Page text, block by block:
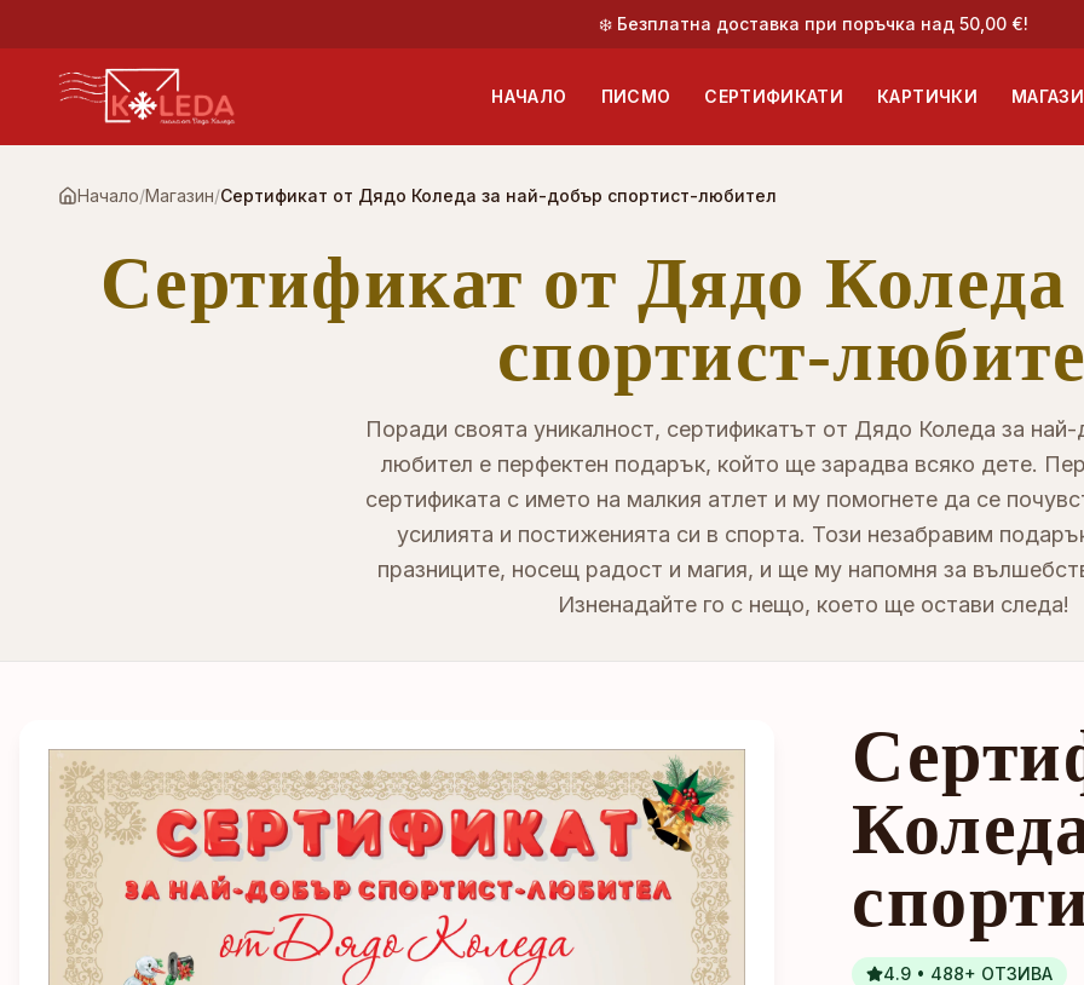
❄️ Безплатна доставка при поръчка над 50,00 €!
НАЧАЛО ПИСМО СЕРТИФИКАТИ КАРТИЧКИ
Начало/Магазин/Сертификат от Дядо Коледа за най-добър спортист-любител
Сертификат от Дядо Коледа
спортист-
Поради своята уникалност, сертификатът от Дядо Коледа за
любител е перфектен подарък, който ще зарадва всяко дете.
сертификата с името на малкия атлет и му помогнете да се
усилията и постиженията си в спорта. Този незабравим
празниците, носещ радост и магия, и ще му напомня за
Изненадайте го с нещо, което ще остави следа!
4.9 • 488+ ОТЗИВА